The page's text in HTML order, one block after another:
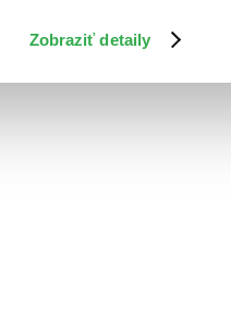
Zobraziť detaily